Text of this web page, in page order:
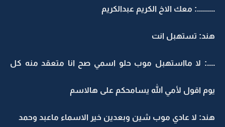
.........: معك الاخ الكريم عبدالكريم
هند: تستهبل انت
....: لا مااستهبل موب حلو اسمي صح انا متعقد منه كل
يوم اقول لأمي الله يسامحكم على هالاسم
هند: لا عادي موب شين وبعدين خير الاسماء ماعبد وحمد